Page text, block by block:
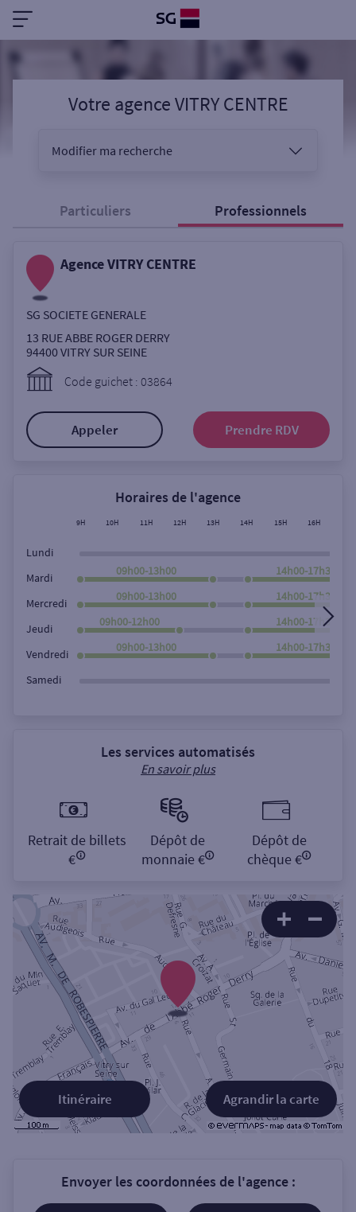
Votre agence VITRY CENTRE
Modifier ma recherche
Sélectionnez votre recherche
Ouverte le samedi
ou
Rue
Particuliers Professionnels
Agence VITRY CENTRE
SG SOCIETE GENERALE
13 RUE ABBE ROGER DERRY
94400VITRY SUR SEINE
Code guichet : 03864
Appeler Prendre RDV
Horaires de l'agence
9H 10H 11H 12H 13H 14H 15H 16H
Lundi
Mardi
09h00-13h00 14h00-17h30
Mercredi
09h00-13h00 14h00-17h30
Jeudi
09h00-12h00 14h00-17h30
Vendredi
09h00-13h00 14h00-17h30
Samedi
Les services automatisés
En savoir plus
Retrait de billets
€
Dépôt de
monnaie €
Dépôt de
chèque €
Agrandir la carte
Itinéraire
Envoyer les coordonnées de l'agence :